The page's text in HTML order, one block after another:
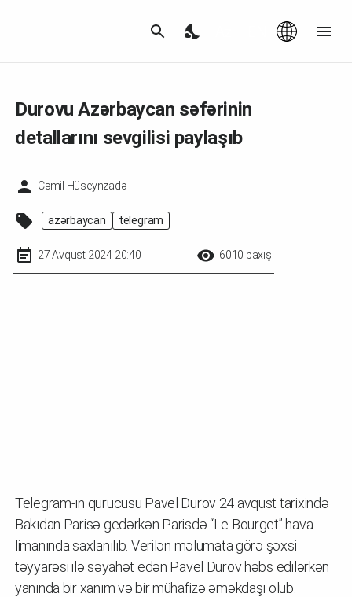
Durovu Azərbaycan səfərinin
detallarını sevgilisi paylaşıb
Cəmil Hüseynzadə
azərbaycan telegram
27 Avqust 2024 20:40 6010 baxış
Telegram-ın qurucusu Pavel Durov 24 avqust tarixində
Bakıdan Parisə gedərkən Parisdə “Le Bourget” hava
limanında saxlanılıb. Verilən məlumata görə şəxsi
təyyarəsi ilə səyahət edən Pavel Durov həbs edilərkən
yanında bir xanım və bir mühafizə əməkdaşı olub.